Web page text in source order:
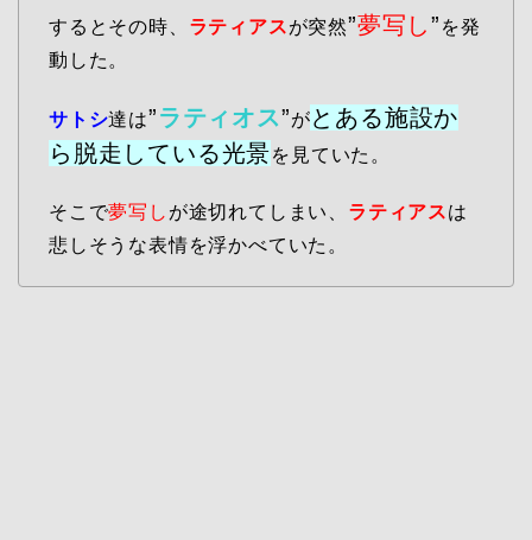
するとその時、 ラティアスが突然”夢写し” を発
動した。
サトシ達は”ラティオス”がとある施設か
ら脱走している光景を見ていた。
そこで夢写し が途切れてしまい、 ラティアスは
悲しそうな表情を浮かべていた。